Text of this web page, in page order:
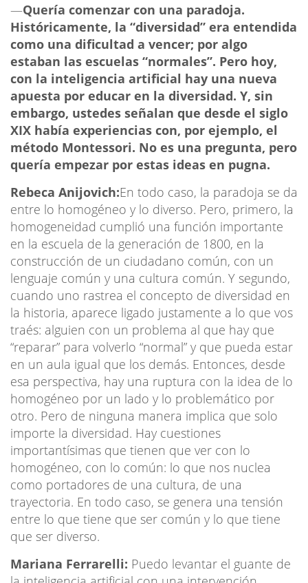
—Quería comenzar con una paradoja.
Históricamente, la “diversidad” era entendida
como una dificultad a vencer; por algo
estaban las escuelas “normales”. Pero hoy,
con la inteligencia artificial hay una nueva
apuesta por educar en la diversidad. Y, sin
embargo, ustedes señalan que desde el siglo
XIX había experiencias con, por ejemplo, el
método Montessori. No es una pregunta, pero
quería empezar por estas ideas en pugna.
Rebeca Anijovich:En todo caso, la paradoja se da
entre lo homogéneo y lo diverso. Pero, primero, la
homogeneidad cumplió una función importante
en la escuela de la generación de 1800, en la
construcción de un ciudadano común, con un
lenguaje común y una cultura común. Y segundo,
cuando uno rastrea el concepto de diversidad en
la historia, aparece ligado justamente a lo que vos
traés: alguien con un problema al que hay que
“reparar” para volverlo “normal” y que pueda estar
en un aula igual que los demás. Entonces, desde
esa perspectiva, hay una ruptura con la idea de lo
homogéneo por un lado y lo problemático por
otro. Pero de ninguna manera implica que solo
importe la diversidad. Hay cuestiones
importantísimas que tienen que ver con lo
homogéneo, con lo común: lo que nos nuclea
como portadores de una cultura, de una
trayectoria. En todo caso, se genera una tensión
entre lo que tiene que ser común y lo que tiene
que ser diverso.
Mariana Ferrarelli: Puedo levantar el guante de